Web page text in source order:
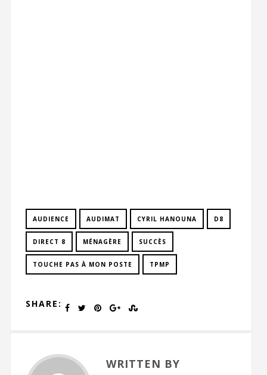
AUDIENCE AUDIMAT CYRIL HANOUNA D8
DIRECT 8 MÉNAGÈRE SUCCÈS
TOUCHE PAS À MON POSTE TPMP
SHARE:
WRITTEN BY